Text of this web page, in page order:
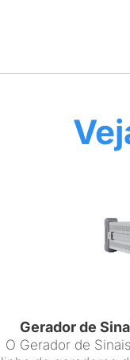
Gerador de
O Gerador de